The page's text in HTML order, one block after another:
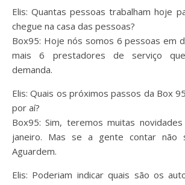
Elis: Quantas pessoas trabalham hoje
chegue na casa das pessoas?
Box95: Hoje nós somos 6 pessoas em
mais 6 prestadores de serviço
demanda.
Elis: Quais os próximos passos da Box
por aí?
Box95: Sim, teremos muitas
janeiro. Mas se a gente contar não
Aguardem.
Elis: Poderiam indicar quais são os